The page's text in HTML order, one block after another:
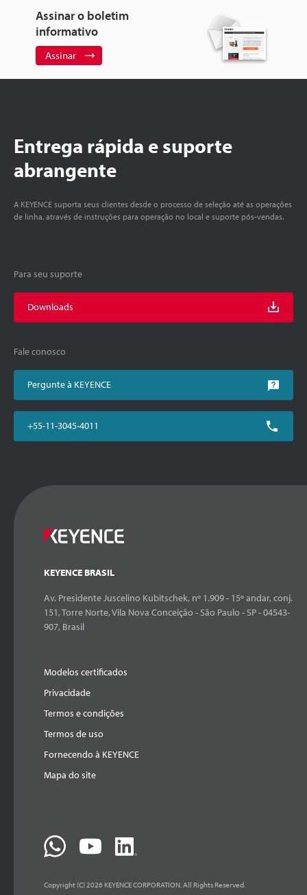
Assinar o boletim
informativo
Assinar
Entrega rápida e suporte
abrangente
A KEYENCE suporta seus clientes desde o processo de seleção até as operações
de linha, através de instruções para operação no local e suporte pós-vendas.
Para seu suporte
Downloads
Fale conosco
Pergunte à KEYENCE
+55-11-3045-4011
KEYENCE BRASIL
Av. Presidente Juscelino Kubitschek, nº 1.909 - 15º andar, conj.
151, Torre Norte, Vila Nova Conceição - São Paulo - SP - 04543-
907, Brasil
Modelos certificados
Privacidade
Termos e condições
Termos de uso
Fornecendo à KEYENCE
Mapa do site
Copyright (C) 2026 KEYENCE CORPORATION. All Rights Reserved.